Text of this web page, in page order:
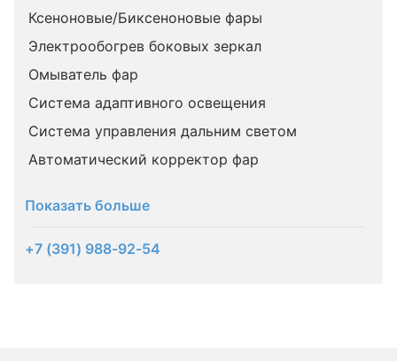
Ксеноновые/Биксеноновые фары
Электрообогрев боковых зеркал
Омыватель фар
Система адаптивного освещения
Система управления дальним светом
Автоматический корректор фар
Показать больше
+7 (391) 988-92-54